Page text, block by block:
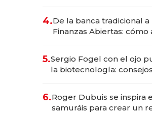
4.De la banca tradicional a
Finanzas Abiertas: cómo
5.Sergio Fogel con el ojo
la biotecnología:
6.Roger Dubuis se inspira
samuráis para crear un